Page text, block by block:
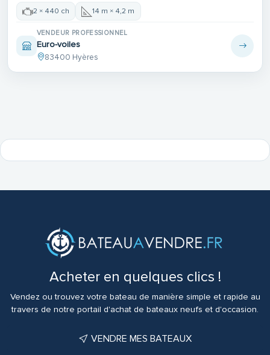
2 × 440 ch 14 m × 4,2 m
VENDEUR PROFESSIONNEL
Euro-voiles
83400 Hyères
Acheter en quelques clics !
Vendez ou trouvez votre bateau de manière simple et rapide au
travers de notre portail d'achat de bateaux neufs et d'occasion.
VENDRE MES BATEAUX